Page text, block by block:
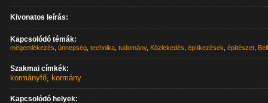
Kivonatos leírás:
Kapcsolódó témák:
megemlékezés ,ünnepség ,technika ,tudomány, Közlekedés ,építkezések ,építészet
Szakmai címkék:
kormányfő, kormány
Kapcsolódó helyek: